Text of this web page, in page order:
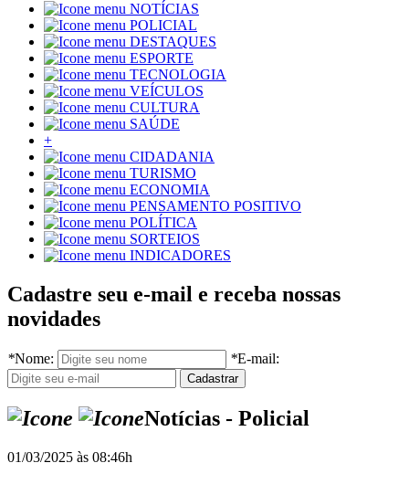
NOTÍCIAS
POLICIAL
DESTAQUES
ESPORTE
TECNOLOGIA
VEÍCULOS
CULTURA
SAÚDE
+
CIDADANIA
TURISMO
ECONOMIA
PENSAMENTO POSITIVO
POLÍTICA
SORTEIOS
INDICADORES
Cadastre seu e-mail e receba nossas
novidades
*Nome: *E-mail:
Notícias - Policial
01/03/2025 às 08:46h